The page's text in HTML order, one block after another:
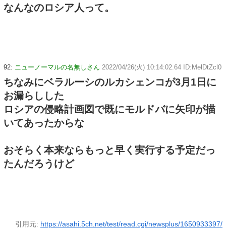
なんなのロシア人って。
92: ニューノーマルの名無しさん 2022/04/26(火) 10:14:02.64 ID:MelDtZcl0
ちなみにベラルーシのルカシェンコが3月1日に
お漏らしした
ロシアの侵略計画図で既にモルドバに矢印が描
いてあったからな
おそらく本来ならもっと早く実行する予定だっ
たんだろうけど
引用元: https://asahi.5ch.net/test/read.cgi/newsplus/1650933397/